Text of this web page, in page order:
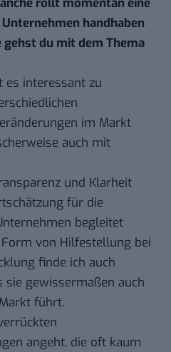
rollt momentan eine
handhaben
du mit dem Thema
es interessant zu
im Markt
auch mit
und Klarheit
für die
begleitet
von Hilfestellung bei
finde ich auch
sie gewissermaßen auch
führt.
angeht, die oft kaum